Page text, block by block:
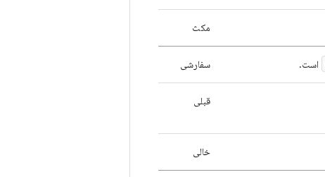
مکث
است. سفارشی
قبلی
خالی